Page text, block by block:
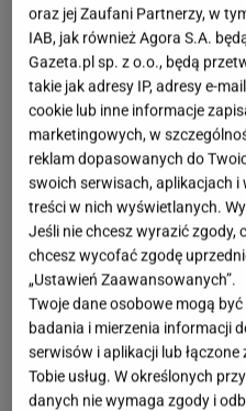
oraz jej Zaufani Partnerzy, w
IAB, jak również Agora S.A.
Gazeta.pl sp. z o.o., będą
takie jak adresy IP, adresy e-
cookie lub inne informacje
marketingowych, w
reklam dopasowanych do
swoich serwisach, aplikacjach
treści w nich wyświetlanych.
Jeśli nie chcesz wyrazić zgody,
chcesz wycofać zgodę
„Ustawień Zaawansowanych”.
Twoje dane osobowe mogą
badania i mierzenia informacji
serwisów i aplikacji lub
Tobie usług. W określonych
danych nie wymaga zgody i